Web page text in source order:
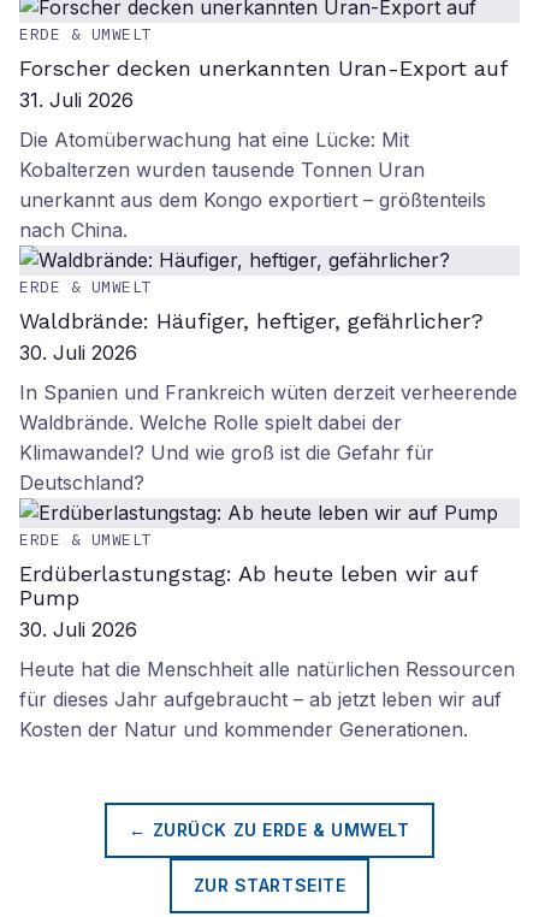
ERDE & UMWELT
Forscher decken unerkannten Uran-Export auf
31. Juli 2026
Die Atomüberwachung hat eine Lücke: Mit
Kobalterzen wurden tausende Tonnen Uran
unerkannt aus dem Kongo exportiert – größtenteils
nach China.
ERDE & UMWELT
Waldbrände: Häufiger, heftiger, gefährlicher?
30. Juli 2026
In Spanien und Frankreich wüten derzeit verheerende
Waldbrände. Welche Rolle spielt dabei der
Klimawandel? Und wie groß ist die Gefahr für
Deutschland?
ERDE & UMWELT
Erdüberlastungstag: Ab heute leben wir auf
Pump
30. Juli 2026
Heute hat die Menschheit alle natürlichen Ressourcen
für dieses Jahr aufgebraucht – ab jetzt leben wir auf
Kosten der Natur und kommender Generationen.
← ZURÜCK ZU ERDE & UMWELT
ZUR STARTSEITE